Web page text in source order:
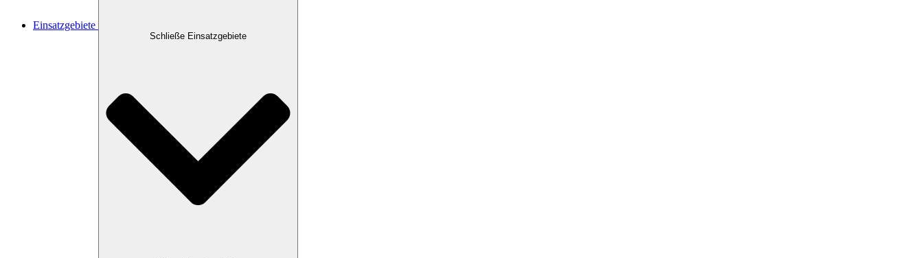
Einsatzgebiete
Schließe Einsatzgebiete